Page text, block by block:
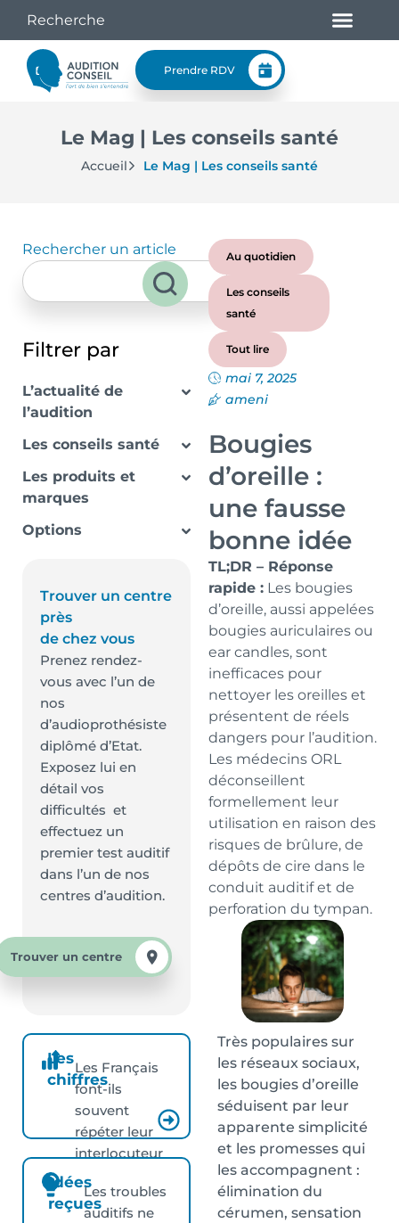
Prendre RDV
Le Mag | Les conseils santé
Accueil Le Mag | Les conseils santé
Rechercher un article
Filtrer par
L’actualité de
l’audition
Les conseils santé
Les produits et
marques
Options
Trouver un centre
près
de chez vous
Prenez rendez-
vous avec l’un de
nos
d’audioprothésiste
diplômé d’Etat.
Exposez lui en
détail vos
difficultés et
effectuez un
premier test auditif
dans l’un de nos
centres d’audition.
Trouver un centre
Les
chiffres
Les Français
font-ils
souvent
répéter leur
interlocuteur
?
Idées
reçues
Les troubles
auditifs ne
Au quotidien
Les conseils
santé
Tout lire
mai 7, 2025
ameni
Bougies
d’oreille :
une fausse
bonne idée
TL;DR – Réponse
rapide : Les bougies
d’oreille, aussi appelées
bougies auriculaires ou
ear candles, sont
inefficaces pour
nettoyer les oreilles et
présentent de réels
dangers pour l’audition.
Les médecins ORL
déconseillent
formellement leur
utilisation en raison des
risques de brûlure, de
dépôts de cire dans le
conduit auditif et de
perforation du tympan.
Très populaires sur
les réseaux sociaux,
les bougies d’oreille
séduisent par leur
apparente simplicité
et les promesses qui
les accompagnent :
élimination du
cérumen, sensation